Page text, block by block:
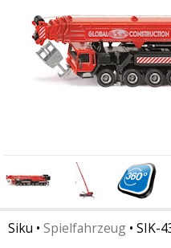
Siku • Spielfahrzeug • SIK-